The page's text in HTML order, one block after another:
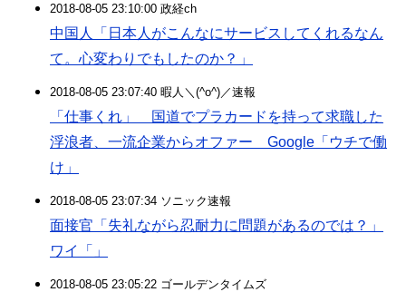
2018-08-05 23:10:00 政経ch
中国人「日本人がこんなにサービスしてくれるなん
て。心変わりでもしたのか？」
2018-08-05 23:07:40 暇人＼(^o^)／速報
「仕事くれ」 国道でプラカードを持って求職した
浮浪者、一流企業からオファー Google「ウチで働
け」
2018-08-05 23:07:34 ソニック速報
面接官「失礼ながら忍耐力に問題があるのでは？」
ワイ「」
2018-08-05 23:05:22 ゴールデンタイムズ